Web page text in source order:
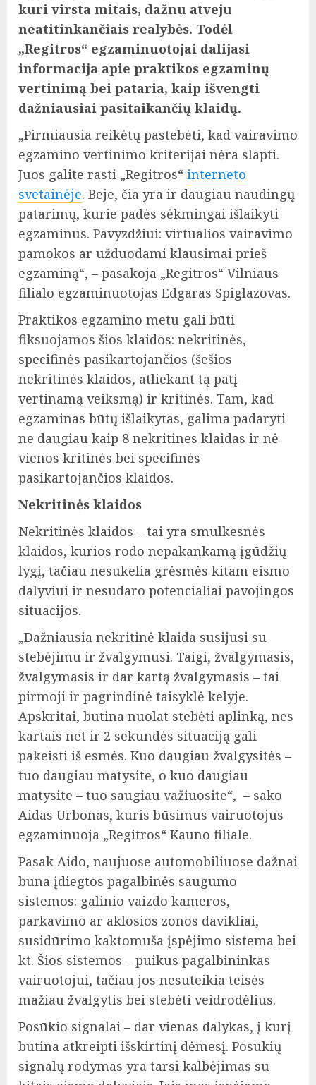
kuri virsta mitais, dažnu atveju
neatitinkančiais realybės. Todėl
„Regitros“ egzaminuotojai dalijasi
informacija apie praktikos egzaminų
vertinimą bei pataria, kaip išvengti
dažniausiai pasitaikančių klaidų.
„Pirmiausia reikėtų pastebėti, kad vairavimo
egzamino vertinimo kriterijai nėra slapti.
Juos galite rasti „Regitros“ interneto
svetainėje. Beje, čia yra ir daugiau naudingų
patarimų, kurie padės sėkmingai išlaikyti
egzaminus. Pavyzdžiui: virtualios vairavimo
pamokos ar užduodami klausimai prieš
egzaminą“, – pasakoja „Regitros“ Vilniaus
filialo egzaminuotojas Edgaras Spiglazovas.
Praktikos egzamino metu gali būti
fiksuojamos šios klaidos: nekritinės,
specifinės pasikartojančios (šešios
nekritinės klaidos, atliekant tą patį
vertinamą veiksmą) ir kritinės. Tam, kad
egzaminas būtų išlaikytas, galima padaryti
ne daugiau kaip 8 nekritines klaidas ir nė
vienos kritinės bei specifinės
pasikartojančios klaidos.
Nekritinės klaidos
Nekritinės klaidos – tai yra smulkesnės
klaidos, kurios rodo nepakankamą įgūdžių
lygį, tačiau nesukelia grėsmės kitam eismo
dalyviui ir nesudaro potencialiai pavojingos
situacijos.
„Dažniausia nekritinė klaida susijusi su
stebėjimu ir žvalgymusi. Taigi, žvalgymasis,
žvalgymasis ir dar kartą žvalgymasis – tai
pirmoji ir pagrindinė taisyklė kelyje.
Apskritai, būtina nuolat stebėti aplinką, nes
kartais net ir 2 sekundės situaciją gali
pakeisti iš esmės. Kuo daugiau žvalgysitės –
tuo daugiau matysite, o kuo daugiau
matysite – tuo saugiau važiuosite“, – sako
Aidas Urbonas, kuris būsimus vairuotojus
egzaminuoja „Regitros“ Kauno filiale.
Pasak Aido, naujuose automobiliuose dažnai
būna įdiegtos pagalbinės saugumo
sistemos: galinio vaizdo kameros,
parkavimo ar aklosios zonos davikliai,
susidūrimo kaktomuša įspėjimo sistema bei
kt. Šios sistemos – puikus pagalbininkas
vairuotojui, tačiau jos nesuteikia teisės
mažiau žvalgytis bei stebėti veidrodėlius.
Posūkio signalai – dar vienas dalykas, į kurį
būtina atkreipti išskirtinį dėmesį. Posūkių
signalų rodymas yra tarsi kalbėjimas su